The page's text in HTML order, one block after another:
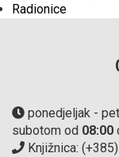
Radionice
ponedjeljak -
subotom od 08:00
Knjižnica: